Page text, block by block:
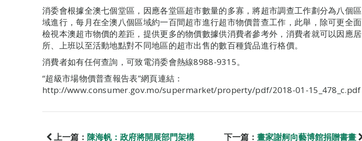
消委會根據全澳七個堂區，因應各堂區超市數量的多寡，將超市調查工作劃分為八個區
域進行，每月在全澳八個區域約一百間超市進行超市物價普查工作，此舉，除可更全面
檢視本澳超市物價的差距，提供更多的物價數據供消費者參考外，消費者就可以因應居
所、上班以至活動地點對不同地區的超市出售的數百種貨品進行格價。
消費者如有任何查詢，可致電消委會熱線8988-9315。
“超級市場物價普查報告表”網頁連結：
http://www.consumer.gov.mo/supermarket/property/pdf/2018-01-15_478_c.pdf
上一篇： 陳海帆：政府將開展部門架構
下一篇： 畫家謝舸向藝博館捐贈書畫